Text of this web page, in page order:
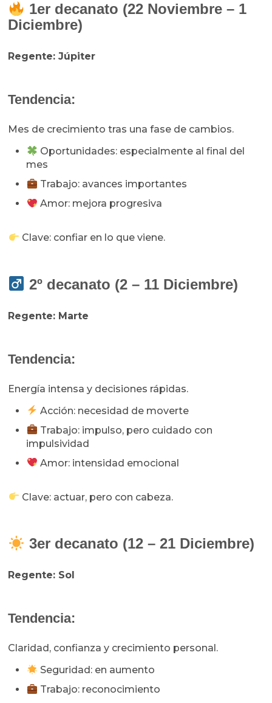
1er decanato (22 Noviembre – 1
Diciembre)
Regente: Júpiter
Tendencia:
Mes de crecimiento tras una fase de cambios.
Oportunidades: especialmente al final del
mes
Trabajo: avances importantes
Amor: mejora progresiva
Clave: confiar en lo que viene.
2º decanato (2 – 11 Diciembre)
Regente: Marte
Tendencia:
Energía intensa y decisiones rápidas.
Acción: necesidad de moverte
Trabajo: impulso, pero cuidado con
impulsividad
Amor: intensidad emocional
Clave: actuar, pero con cabeza.
3er decanato (12 – 21 Diciembre)
Regente: Sol
Tendencia:
Claridad, confianza y crecimiento personal.
Seguridad: en aumento
Trabajo: reconocimiento